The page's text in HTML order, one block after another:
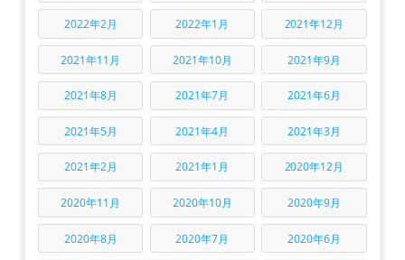
2022年2月 2022年1月 2021年12月
2021年11月 2021年10月 2021年9月
2021年8月 2021年7月 2021年6月
2021年5月 2021年4月 2021年3月
2021年2月 2021年1月 2020年12月
2020年11月 2020年10月 2020年9月
2020年8月 2020年7月 2020年6月